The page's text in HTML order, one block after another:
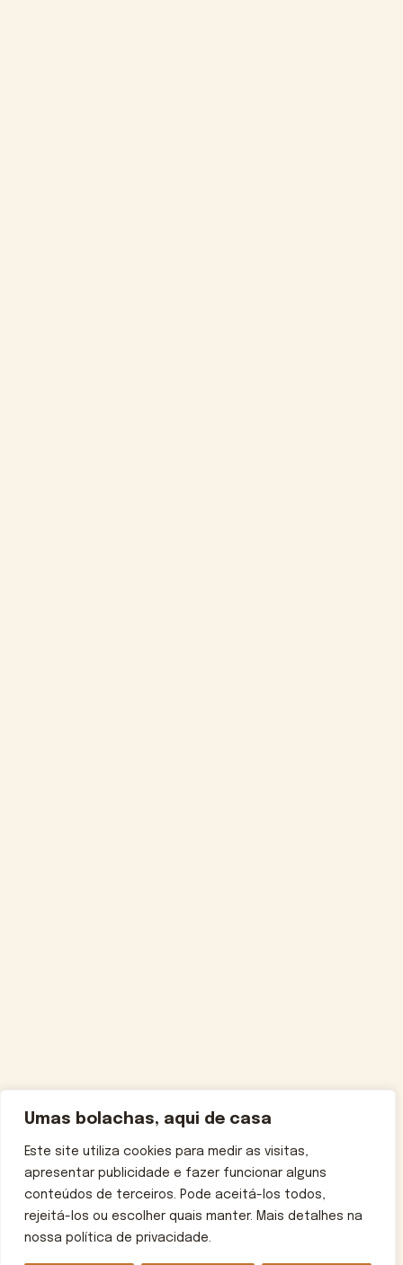
Umas bolachas, aqui de casa
Este site utiliza cookies para medir as visitas,
apresentar publicidade e fazer funcionar alguns
conteúdos de terceiros. Pode aceitá-los todos,
rejeitá-los ou escolher quais manter. Mais detalhes na
nossa política de privacidade.